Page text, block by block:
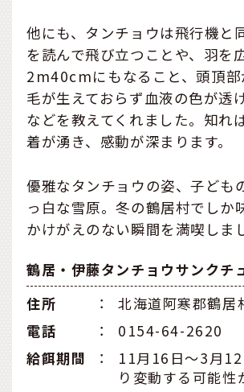
他にも、タンチョウは飛行機と
を読んで飛び立つことや、羽を
2m40cmにもなること、頭頂部
毛が生えておらず血液の色が透
などを教えてくれました。知れ
着が湧き、感動が深まります。
優雅なタンチョウの姿、子ども
っ白な雪原。冬の鶴居村でしか
かけがえのない瞬間を満喫しま
鶴居・伊藤タンチョウサンクチ
住所
：
北海道阿寒郡鶴居
電話
：
0154-64-2620
給餌期間
：
11月16日～3月
り変動する可能性